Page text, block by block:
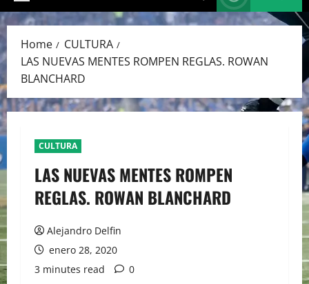
Menu
Home
CULTURA
LAS NUEVAS MENTES ROMPEN REGLAS. ROWAN
BLANCHARD
CULTURA
LAS NUEVAS MENTES ROMPEN
REGLAS. ROWAN BLANCHARD
Alejandro Delfin
enero 28, 2020
3 minutes read
0